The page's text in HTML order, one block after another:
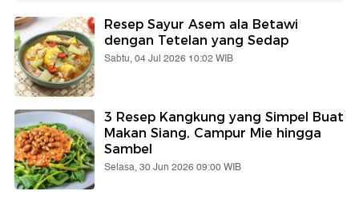
Resep Sayur Asem ala Betawi
dengan Tetelan yang Sedap
Sabtu, 04 Jul 2026 10:02 WIB
3 Resep Kangkung yang Simpel Buat
Makan Siang, Campur Mie hingga
Sambel
Selasa, 30 Jun 2026 09:00 WIB